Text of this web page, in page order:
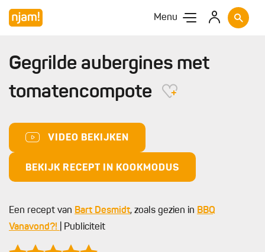
Menu
Gegrilde aubergines met
tomatencompote
VIDEO BEKIJKEN
BEKIJK RECEPT IN KOOKMODUS
Een recept van Bart Desmidt, zoals gezien in BBQ
Vanavond?!
| Publiciteit